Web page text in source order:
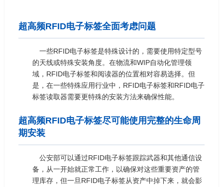
超高频RFID电子标签全面考虑问题
一些RFID电子标签是特殊设计的，需要使用特定型号
的天线或特殊安装角度。在物流和WIP自动化管理领
域，RFID电子标签和阅读器的位置相对容易选择。但
是，在一些特殊应用行业中，RFID电子标签和RFID电子
标签读取器需要更特殊的安装方法来确保性能。
超高频RFID电子标签尽可能使用完整的生命周
期安装
公安部可以通过RFID电子标签跟踪武器和其他通信设
备，从一开始就正常工作，以确保对这些重要资产的管
理库存，但一旦RFID电子标签从资产中掉下来，就会影